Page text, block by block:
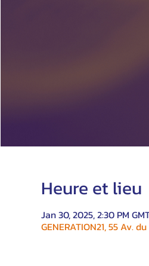
Heure et lieu
Jan 30, 2025, 2:30 PM
GENERATION21, 55 Av.